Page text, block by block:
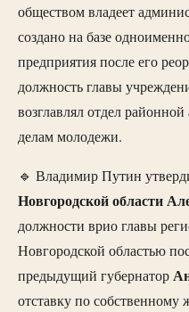
обществом владеет
создано на базе
предприятия после его
должность главы
возглавлял отдел
делам молодежи.
🔹 Владимир Путин
Новгородской области
должности врио главы
Новгородской областью
предыдущий губернатор
отставку по собственному